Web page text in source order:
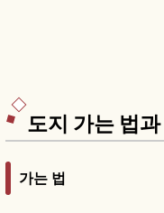
도지 가는 법
가는 법